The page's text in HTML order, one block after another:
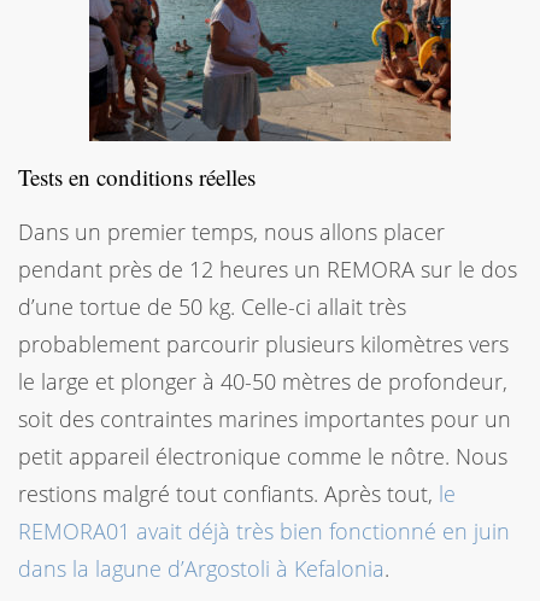
Tests en conditions réelles
Dans un premier temps, nous allons placer
pendant près de 12 heures un REMORA sur le dos
d’une tortue de 50 kg. Celle-ci allait très
probablement parcourir plusieurs kilomètres vers
le large et plonger à 40-50 mètres de profondeur,
soit des contraintes marines importantes pour un
petit appareil électronique comme le nôtre. Nous
restions malgré tout confiants. Après tout, le
REMORA01 avait déjà très bien fonctionné en juin
dans la lagune d’Argostoli à Kefalonia.